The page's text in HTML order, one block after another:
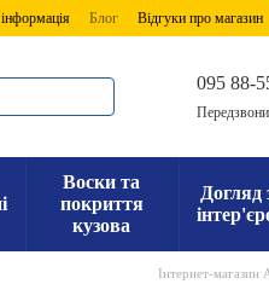
контенту Блог Відгуки про магазин
095 88-
Воски та
покриття
кузова
Догляд
Інтернет-магазин